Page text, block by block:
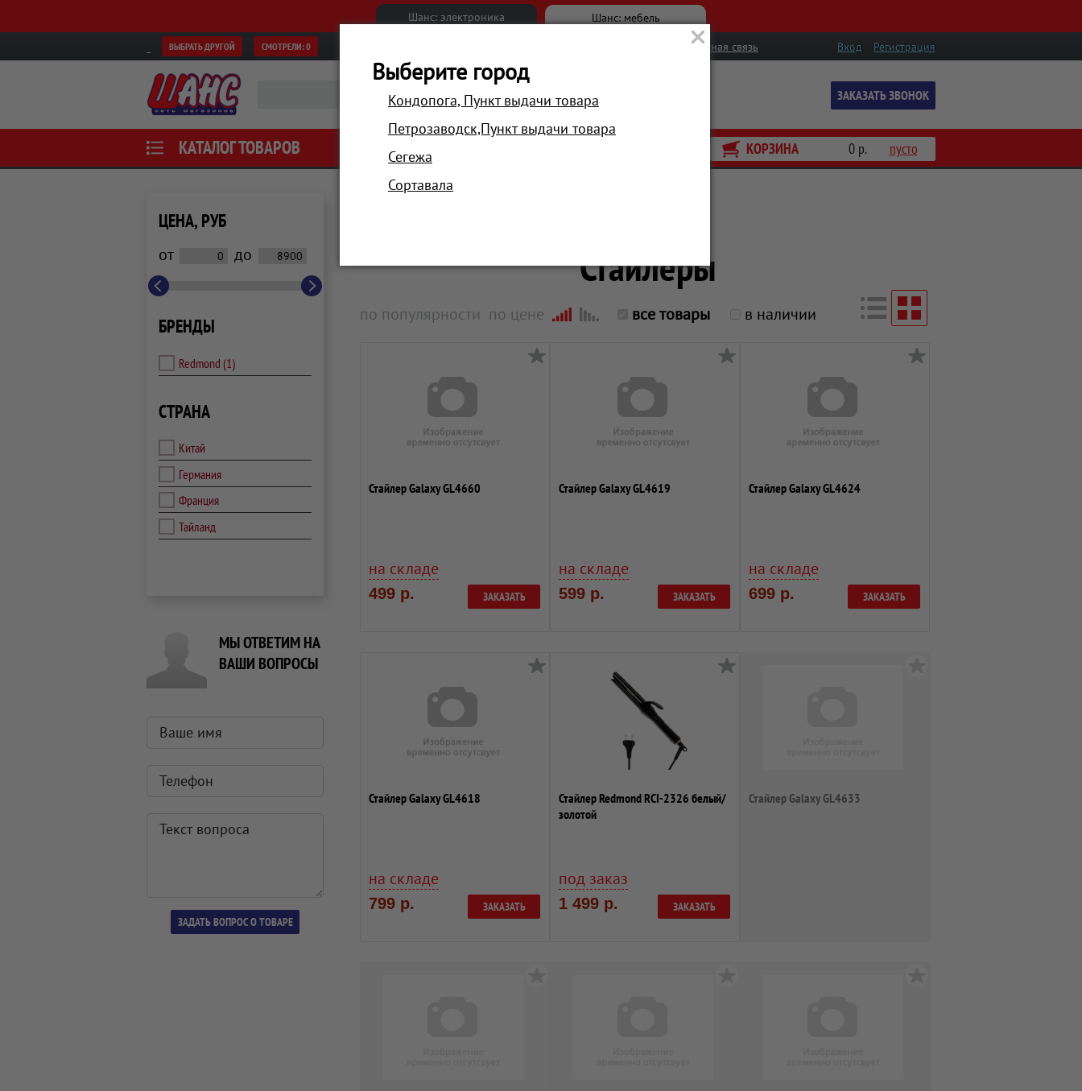
Шанс: электроника Шанс: мебель
ВЫБРАТЬ ДРУГОЙ СМОТРЕЛИ:0 Вход Регистрация
Обратная связь
ЗАКАЗАТЬ ЗВОНОК
КАТАЛОГ ТОВАРОВ АКЦИИ КОРЗИНА 0 р. пусто
ЦЕНА, РУБ
от до
БРЕНДЫ
Redmond (1)
СТРАНА
Китай
Германия
Франция
Тайланд
МЫ ОТВЕТИМ НА
ВАШИ ВОПРОСЫ
Стайлеры
по популярности по цене все товары в наличии
Стайлер Galaxy GL4660
на складе
499 р. ЗАКАЗАТЬ
Стайлер Galaxy GL4619
на складе
599 р. ЗАКАЗАТЬ
Стайлер Galaxy GL4624
на складе
699 р. ЗАКАЗАТЬ
Стайлер Galaxy GL4618
на складе
799 р. ЗАКАЗАТЬ
Стайлер Redmond RCI-2326 белый/
золотой
под заказ
1 499 р. ЗАКАЗАТЬ
Стайлер Galaxy GL4633
Выберите город
Кондопога, Пункт выдачи товара
Петрозаводск,Пункт выдачи товара
Сегежа
Сортавала